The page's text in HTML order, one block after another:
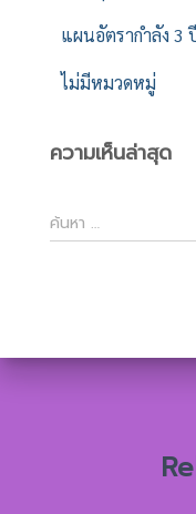
แผนอัตรากำลัง 3
ไม่มีหมวดหมู่
ความเห็นล่าสุด
ค้
น
ห
ค้นหา …